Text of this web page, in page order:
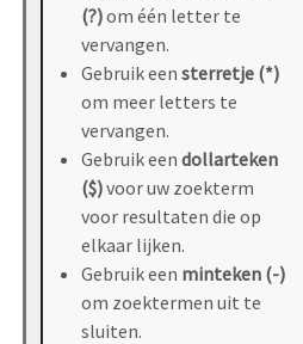
(?)om één letter te
vervangen.
Gebruik een sterretje (*)
om meer letters te
vervangen.
Gebruik een dollarteken
($)voor uw zoekterm
voor resultaten die op
elkaar lijken.
Gebruik een minteken (-)
om zoektermen uit te
sluiten.